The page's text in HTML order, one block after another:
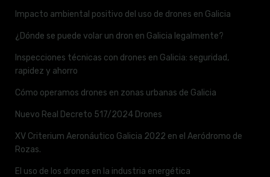
Impacto ambiental positivo del uso de drones en Galicia
¿Dónde se puede volar un dron en Galicia legalmente?
Inspecciones técnicas con drones en Galicia: seguridad,
rapidez y ahorro
Cómo operamos drones en zonas urbanas de Galicia
Nuevo Real Decreto 517/2024 Drones
XV Criterium Aeronáutico Galicia 2022 en el Aeródromo de
Rozas.
El uso de los drones en la industria energética